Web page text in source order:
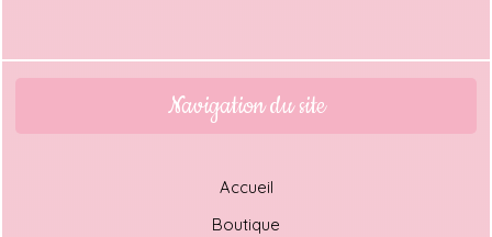
Navigation du site
Accueil
Boutique